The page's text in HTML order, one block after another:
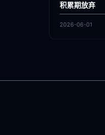
积累期放弃
2026-06-01